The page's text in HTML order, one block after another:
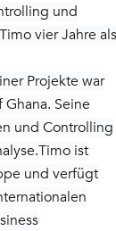
und
vier Jahre als
Projekte war
Seine
und Controlling
Timo ist
und verfügt